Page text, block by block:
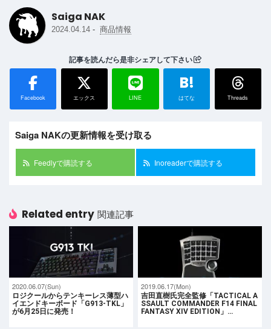
Saiga NAK
2024.04.14 - 商品情報
記事を読んだら是非シェアして下さい
Facebook エックス LINE
B!
はてな Threads
Saiga NAKの更新情報を受け取る
Feedlyで購読する Inoreaderで購読する
Related entry 関連記事
2020.06.07(Sun)
ロジクールからテンキーレス薄型ハ
イエンドキーボード「G913-TKL」
が6月25日に発売！
2019.06.17(Mon)
吉田直樹氏完全監修「TACTICAL A
SSAULT COMMANDER F14 FINAL
FANTASY XIV EDITION」…